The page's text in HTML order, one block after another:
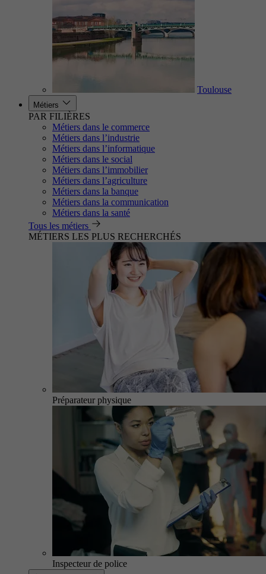
Toulouse
Métiers
PAR FILIÈRES
Métiers dans le commerce
Métiers dans l’industrie
Métiers dans l’informatique
Métiers dans le social
Métiers dans l’immobilier
Métiers dans l’agriculture
Métiers dans la banque
Métiers dans la communication
Métiers dans la santé
Tous les métiers
MÉTIERS LES PLUS RECHERCHÉS
Préparateur physique
Inspecteur de police